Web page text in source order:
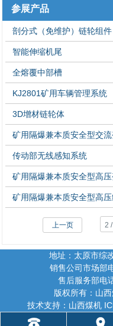
参展产品
剖分式（免维护）链轮组件
智能伸缩机尾
全熔覆中部槽
KJ2801矿用车辆管理系统
3D增材链轮体
矿用隔爆兼本质安全型交
传动部无线感知系统
矿用隔爆兼本质安全型高
矿用隔爆兼本质安全型高
上一页
地址：太原市综
销售公司市场部
售后服务部电
版权所有：山
技术支持：山西煤机